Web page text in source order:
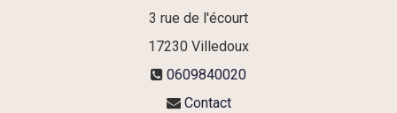
3 rue de l'écourt
17230 Villedoux
0609840020
Contact